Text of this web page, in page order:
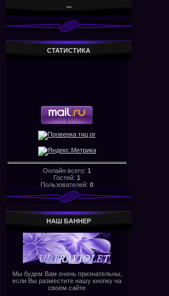
...
СТАТИСТИКА
Онлайн всего: 1
Гостей: 1
Пользователей: 0
НАШ БАHHЕР
Мы будем Вам очень признательны,
если Вы разместите нашу кнопку на
своем сайте